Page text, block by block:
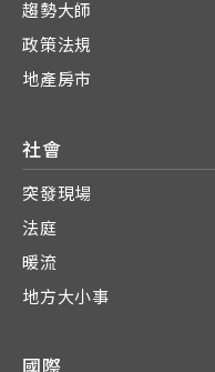
趨勢大師
政策法規
地產房市
社會
突發現場
法庭
暖流
地方大小事